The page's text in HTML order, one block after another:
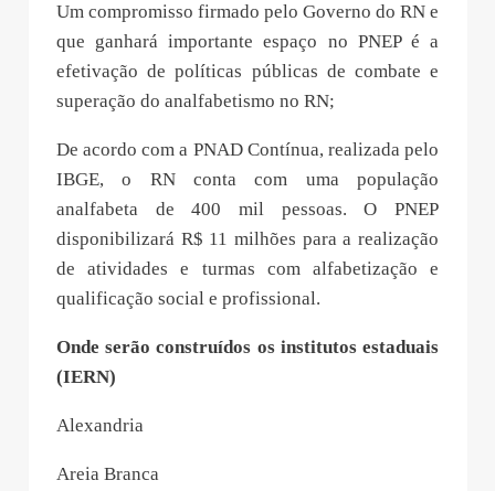
Um compromisso firmado pelo Governo do RN e
que ganhará importante espaço no PNEP é a
efetivação de políticas públicas de combate e
superação do analfabetismo no RN;
De acordo com a PNAD Contínua, realizada pelo
IBGE, o RN conta com uma população
analfabeta de 400 mil pessoas. O PNEP
disponibilizará R$ 11 milhões para a realização
de atividades e turmas com alfabetização e
qualificação social e profissional.
Onde serão construídos os institutos estaduais
(IERN)
Alexandria
Areia Branca